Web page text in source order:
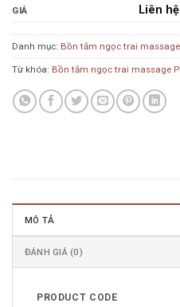
GIÁ Liên hệ
Danh mục: Bồn tắm ngọc trai massage
Từ khóa: Bồn tắm ngọc trai massage
MÔ TẢ
ĐÁNH GIÁ (0)
PRODUCT CODE